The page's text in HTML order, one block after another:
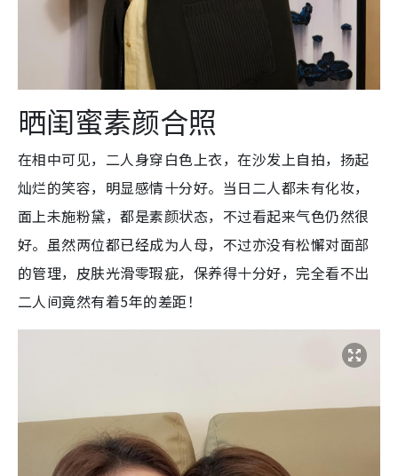
晒闺蜜素颜合照
在相中可见，二人身穿白色上衣，在沙发上自拍，扬起
灿烂的笑容，明显感情十分好。当日二人都未有化妆，
面上未施粉黛，都是素颜状态，不过看起来气色仍然很
好。虽然两位都已经成为人母，不过亦没有松懈对面部
的管理，皮肤光滑零瑕疵，保养得十分好，完全看不出
二人间竟然有着5年的差距！